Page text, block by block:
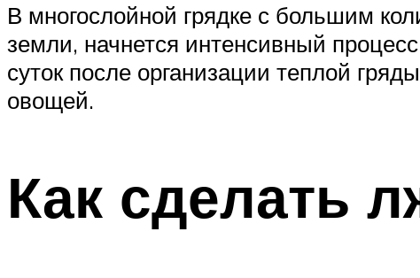
В многослойной грядке с большим
земли, начнется интенсивный
суток после организации теплой
овощей.
Как сделать